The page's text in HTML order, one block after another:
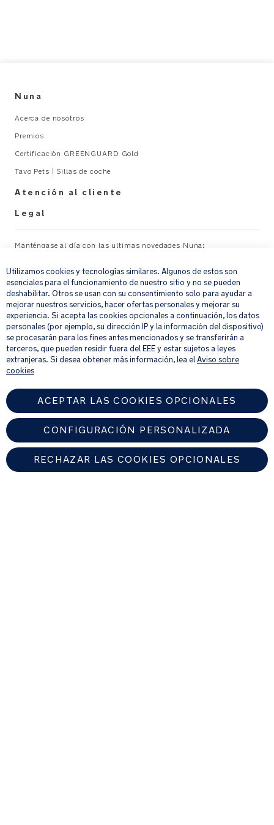
Nuna
Acerca de nosotros
Premios
Certificación GREENGUARD Gold
Tavo Pets | Sillas de coche
Atención al cliente
Legal
Manténgase al día con las ultimas novedades Nuna:
Su correo electrónico REGISTRAR
Al proporcionar tu dirección de correo electrónico, aceptas recibir por
correo electrónico nuestro boletín de noticias e información sobre
productos y ofertas que creamos que puedan ser de tu interés.
Si quieres más información sobre cómo procesamos tus datos personales,
consulta nuestro
aviso de privacidad
Utilizamos cookies y tecnologías similares. Algunos de estos son
esenciales para el funcionamiento de nuestro sitio y no se pueden
deshabilitar. Otros se usan con su consentimiento solo para ayudar a
mejorar nuestros servicios, hacer ofertas personales y mejorar su
experiencia. Si acepta las cookies opcionales a continuación, los datos
personales (por ejemplo, su dirección IP y la información del dispositivo)
se procesarán para los fines antes mencionados y se transferirán a
terceros, que pueden residir fuera del EEE y estar sujetos a leyes
extranjeras. Si desea obtener más información, lea elAviso sobre
cookies
ACEPTAR LAS COOKIES OPCIONALES
CONFIGURACIÓN PERSONALIZADA
RECHAZAR LAS COOKIES OPCIONALES